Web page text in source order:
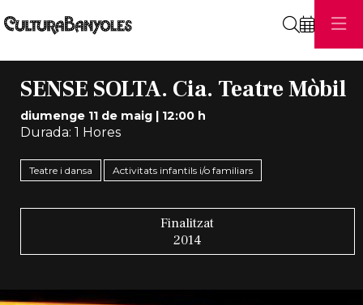
SENSE SOLTA. Cia. Teatre Mòbil
diumenge 11 de maig| 12:00 h
Durada: 1 Hores
Teatre i dansa Activitats infantils i/o familiars
Finalitzat
2014